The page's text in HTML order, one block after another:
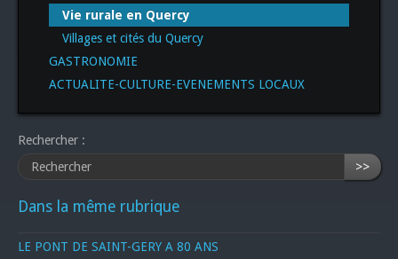
Vie rurale en Quercy
Villages et cités du Quercy
GASTRONOMIE
ACTUALITE-CULTURE-EVENEMENTS LOCAUX
Rechercher :
>>
Dans la même rubrique
LE PONT DE SAINT-GERY A 80 ANS